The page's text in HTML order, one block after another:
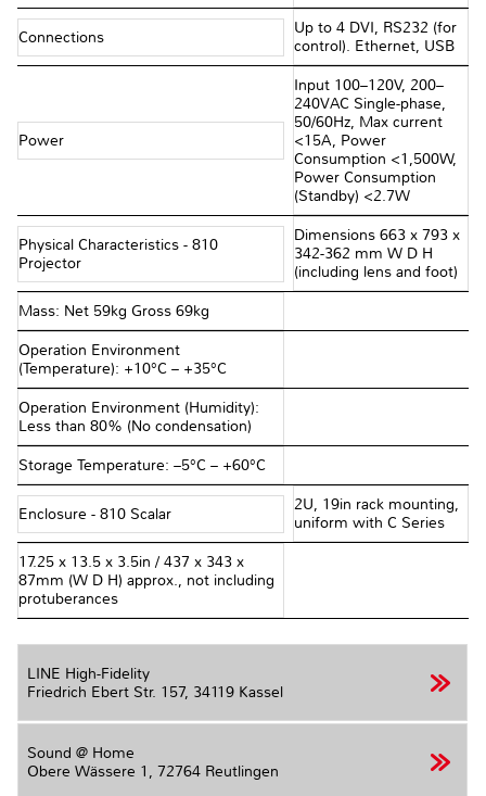
Connections
Up to 4 DVI, RS232 (for
control). Ethernet, USB
Power
Input 100–120V, 200–
240VAC Single-phase,
50/60Hz, Max current
<15A, Power
Consumption <1,500W,
Power Consumption
(Standby) <2.7W
Physical Characteristics - 810
Projector
Dimensions 663 x 793 x
342-362 mm W D H
(including lens and foot)
Mass: Net 59kg Gross 69kg
Operation Environment
(Temperature): +10°C – +35°C
Operation Environment (Humidity):
Less than 80% (No condensation)
Storage Temperature: –5°C – +60°C
Enclosure - 810 Scalar
2U, 19in rack mounting,
uniform with C Series
17.25 x 13.5 x 3.5in / 437 x 343 x
87mm (W D H) approx., not including
protuberances
LINE High-Fidelity
Friedrich Ebert Str. 157, 34119 Kassel
Sound @ Home
Obere Wässere 1, 72764 Reutlingen